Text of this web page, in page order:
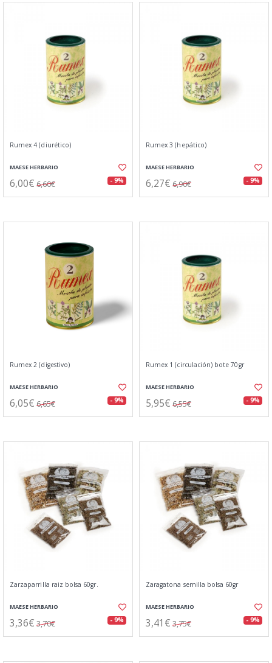
Rumex 4 (diurético)
MAESE HERBARIO
6,00€ 6,60€ - 9%
Rumex 3 (hepático)
MAESE HERBARIO
6,27€ 6,90€ - 9%
Rumex 2 (digestivo)
MAESE HERBARIO
6,05€ 6,65€ - 9%
Rumex 1 (circulación) bote 70gr
MAESE HERBARIO
5,95€ 6,55€ - 9%
Zarzaparrilla raiz bolsa 60gr.
MAESE HERBARIO
3,36€ 3,70€ - 9%
Zaragatona semilla bolsa 60gr
MAESE HERBARIO
3,41€ 3,75€ - 9%